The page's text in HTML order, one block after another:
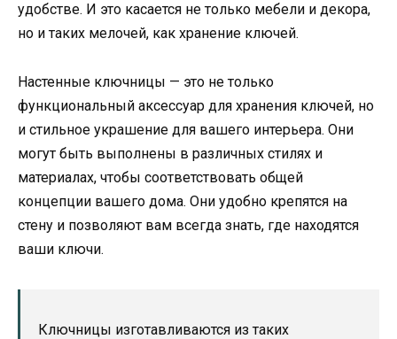
удобстве. И это касается не только мебели и декора,
но и таких мелочей, как хранение ключей.
Настенные ключницы — это не только
функциональный аксессуар для хранения ключей, но
и стильное украшение для вашего интерьера. Они
могут быть выполнены в различных стилях и
материалах, чтобы соответствовать общей
концепции вашего дома. Они удобно крепятся на
стену и позволяют вам всегда знать, где находятся
ваши ключи.
Ключницы изготавливаются из таких